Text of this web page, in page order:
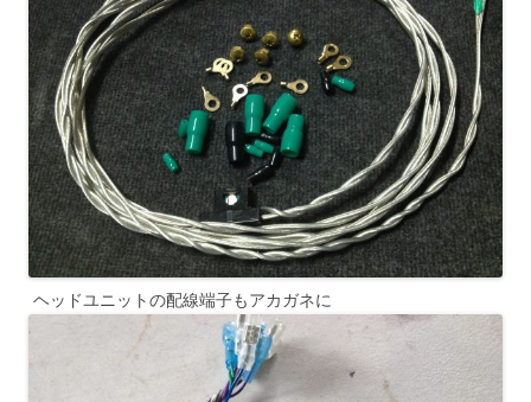
ヘッドユニットの配線端子もアカガネに